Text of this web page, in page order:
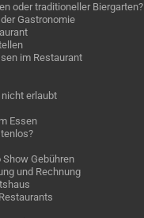
oder traditioneller Biergarten?
Gastronomie
im Restaurant
erlaubt
Essen
Show Gebühren
und Rechnung